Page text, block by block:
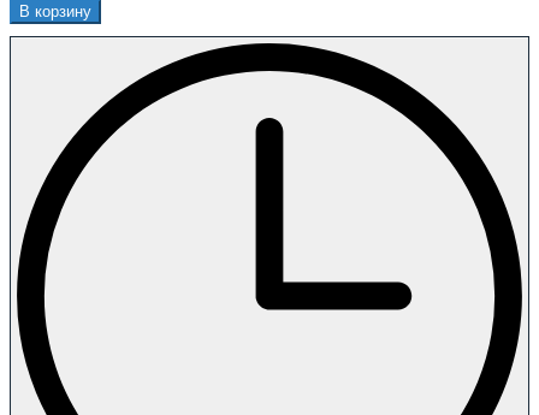
В корзину